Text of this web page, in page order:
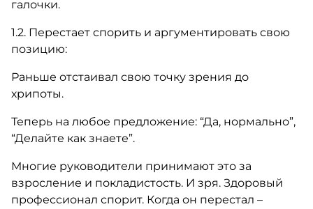
галочки.
1.2. Перестает спорить и аргументировать свою
позицию:
Раньше отстаивал свою точку зрения до
хрипоты.
Теперь на любое предложение: “Да, нормально”,
“Делайте как знаете”.
Многие руководители принимают это за
взросление и покладистость. И зря. Здоровый
профессионал спорит. Когда он перестал –